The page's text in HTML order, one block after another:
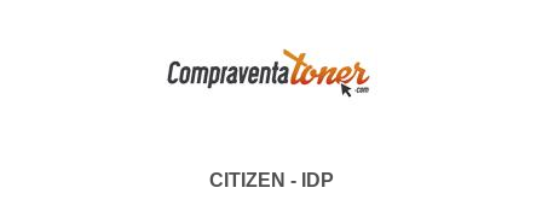
CITIZEN - IDP